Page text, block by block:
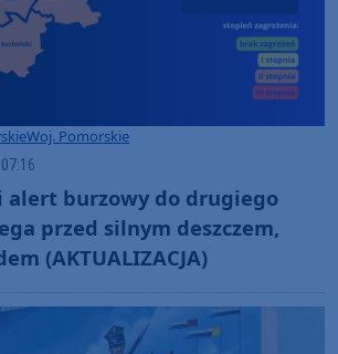
Woj. Pomorskie
alert burzowy do drugiego
przed silnym deszczem,
(AKTUALIZACJA)